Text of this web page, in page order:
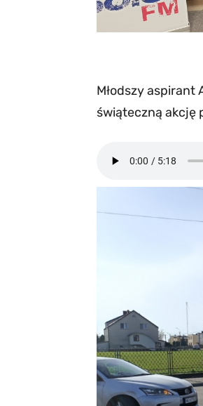
Młodszy aspirant
świąteczną akcję